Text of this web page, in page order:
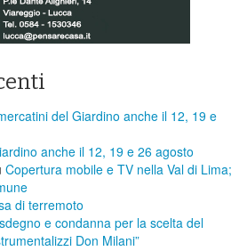
del Giardino anche il 12, 19 e
anche il 12, 19 e 26 agosto
​Copertura mobile e TV nella Val di Lima;
di terremoto
e condanna per la scelta del
Don Milani”